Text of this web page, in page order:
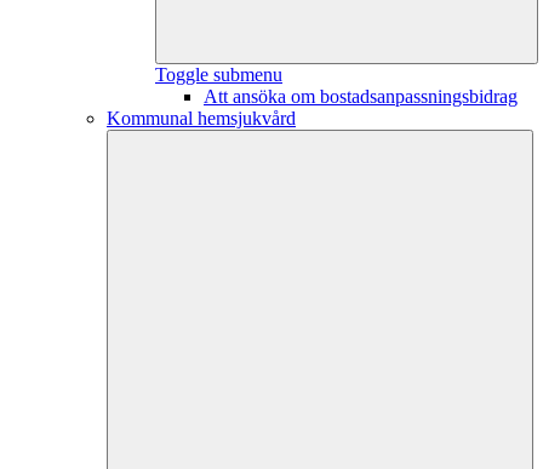
Toggle submenu
Att ansöka om bostadsanpassningsbidrag
Kommunal hemsjukvård